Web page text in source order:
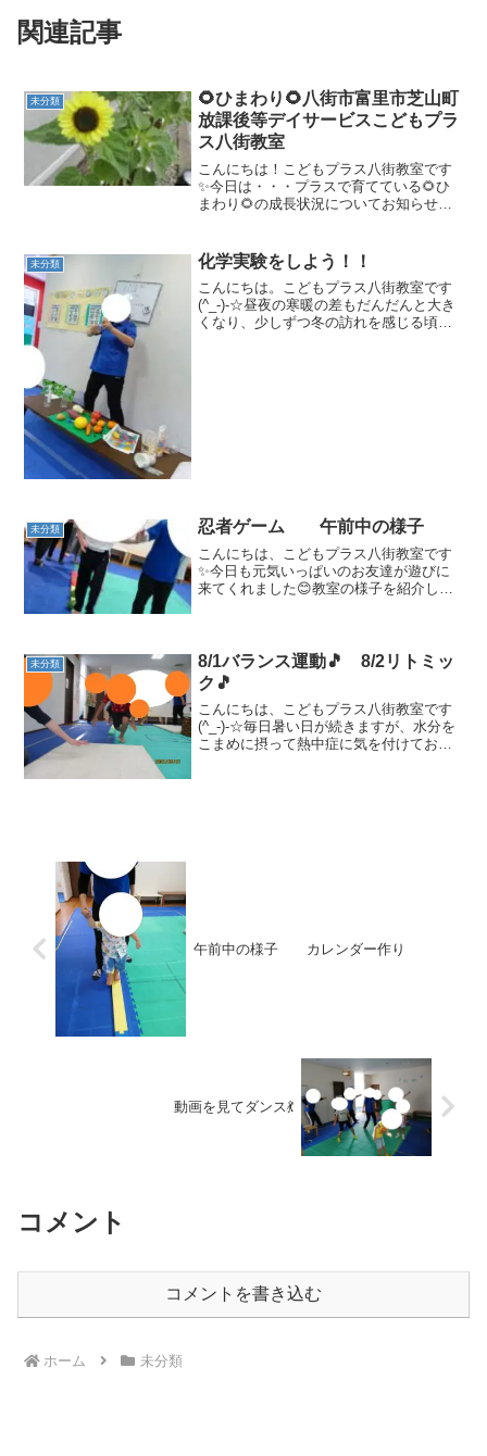
関連記事
未分類
🌻ひまわり🌻八街市富里市芝山町
放課後等デイサービスこどもプラ
ス八街教室
こんにちは！こどもプラス八街教室です
✨今日は・・・プラスで育てている🌻ひ
まわり🌻の成長状況についてお知らせで
は・・・ひまわり！黄色いきれいな花を
咲かせました💛お水やりを手...
未分類 化学実験をしよう！！
こんにちは。こどもプラス八街教室です
(^_-)-☆昼夜の寒暖の差もだんだんと大き
くなり、少しずつ冬の訪れを感じる頃と
未分類 忍者ゲーム 午前中の様子
こんにちは、こどもプラス八街教室です
✨今日も元気いっぱいのお友達が遊びに
来てくれました😊教室の様子を紹介しま
面（跳躍力）、身体コン...
未分類
8/1バランス運動🎵 8/2リトミッ
ク🎵
こんにちは、こどもプラス八街教室です
(^_-)-☆毎日暑い日が続きますが、水分を
こまめに摂って熱中症に気を付けてお過
午前中の様子 カレンダー作り
動画を見てダンス💃
コメント
コメントを書き込む
ホーム 未分類